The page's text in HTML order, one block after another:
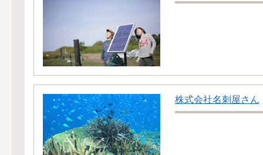
株式会社名刺屋さん